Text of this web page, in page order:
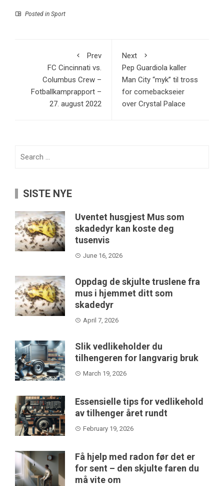
Posted in Sport
Prev
FC Cincinnati vs.
Columbus Crew –
Fotballkamprapport –
27. august 2022
Next
Pep Guardiola kaller
Man City “myk” til tross
for comebackseier
over Crystal Palace
SISTE NYE
Uventet husgjest Mus som
skadedyr kan koste deg
tusenvis
June 16, 2026
Oppdag de skjulte truslene fra
mus i hjemmet ditt som
skadedyr
April 7, 2026
Slik vedlikeholder du
tilhengeren for langvarig bruk
March 19, 2026
Essensielle tips for vedlikehold
av tilhenger året rundt
February 19, 2026
Få hjelp med radon før det er
for sent – den skjulte faren du
må vite om